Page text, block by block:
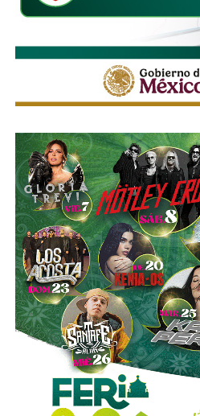
Con la reforma aprobada, el
seguridad de quienes utilizan
atendiendo
seguridad vial.
La utilización de luces
y de elementos luminosos o
la identificación de estos
demás conductores,
zonas con poca iluminación o
reduzcan la visibilidad.
La diputada Sánchez López
disposiciones representan una
orientada a proteger la vida de
disminuir la posibilidad de
gravedad de las lesiones y
siniestros viales.